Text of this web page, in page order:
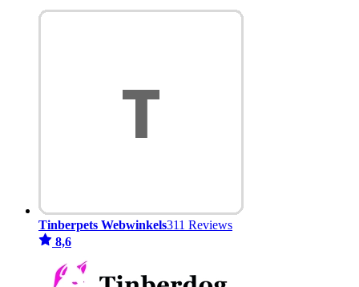
Tinberpets Webwinkels311 Reviews
8,6